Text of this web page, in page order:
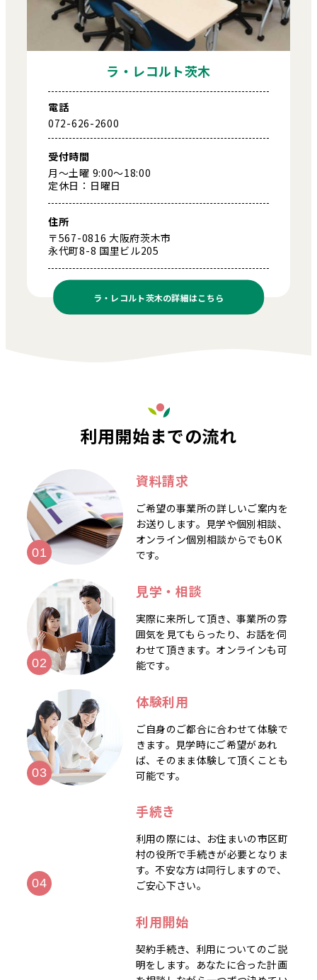
ラ・レコルト茨木
電話
072-626-2600
受付時間
月～土曜 9:00～18:00
定休日：日曜日
住所
〒567-0816 大阪府茨木市
永代町8-8 国里ビル205
ラ・レコルト茨木の詳細はこちら
利用開始までの流れ
資料請求
ご希望の事業所の詳しいご案内を
お送りします。見学や個別相談、
オンライン個別相談からでもOK
です。
見学・相談
実際に来所して頂き、事業所の雰
囲気を見てもらったり、お話を伺
わせて頂きます。オンラインも可
能です。
体験利用
ご自身のご都合に合わせて体験で
きます。見学時にご希望があれ
ば、そのまま体験して頂くことも
可能です。
手続き
利用の際には、お住まいの市区町
村の役所で手続きが必要となりま
す。不安な方は同行しますので、
ご安心下さい。
利用開始
契約手続き、利用についてのご説
明をします。あなたに合った計画